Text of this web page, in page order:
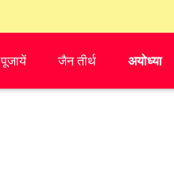
पूजायें जैन तीर्थ अयोध्या